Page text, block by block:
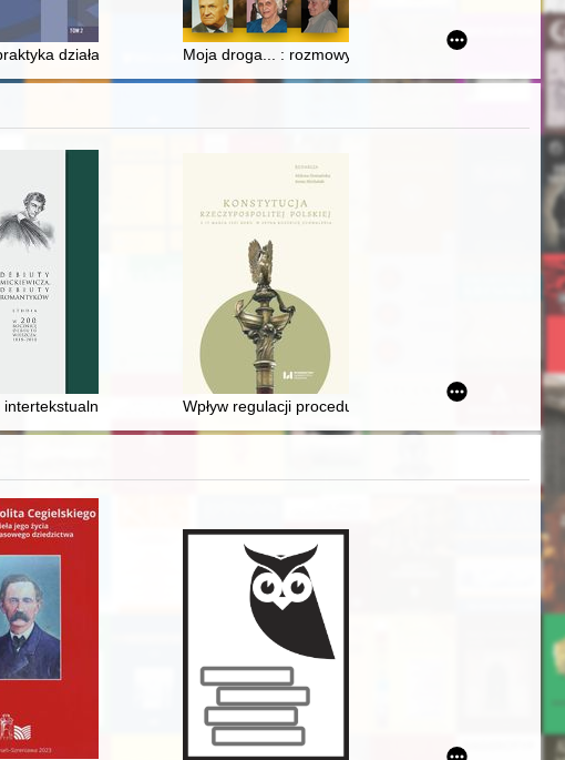
: from the pre-positivist era to the mature positivist era
et des Polonais goyim dans les textes d'immigrés Juifs d'origine
działania organów władzy wyznaniowej wobec Kościoła katolickiego
Moja droga... : rozmowy Arkadiusza Oleksaka. Cz. 1
a photographer of Kraków
"Rerum novarum" i 30. rocznicy "Centesimus annus"
w świetle prawa : wybrane zagadnienia "law on literature"
intertekstualna gra : nawiązania do "Zimy miejskiej" Adama Mickiewicza w
Wpływ regulacji procedury ustawodawczej z okresu